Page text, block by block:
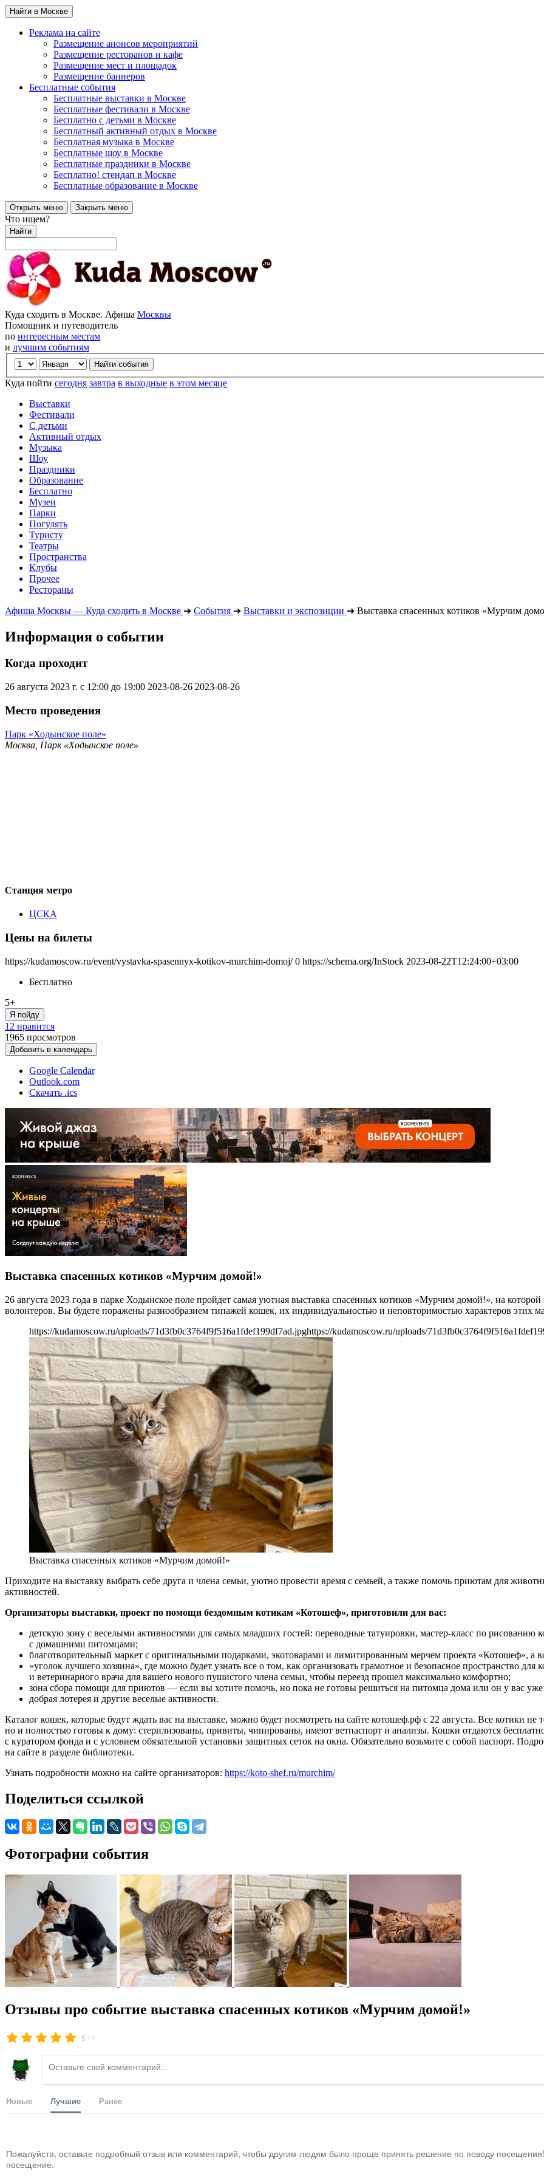
Найти в Москве
Реклама на сайте
Размещение анонсов мероприятий
Размещение ресторанов и кафе
Размещение мест и площадок
Размещение баннеров
Бесплатные события
Бесплатные выставки в Москве
Бесплатные фестивали в Москве
Бесплатно с детьми в Москве
Бесплатный активный отдых в Москве
Бесплатная музыка в Москве
Бесплатные шоу в Москве
Бесплатные праздники в Москве
Бесплатно! стендап в Москве
Бесплатные образование в Москве
Открыть меню Закрыть меню
Что ищем?
Найти
Куда сходить в Москве. Афиша Москвы
Помощник и путеводитель
по интересным местам
и лучшим событиям
Куда пойти сегодня завтра в выходные в этом месяце
Выставки
Фестивали
С детьми
Активный отдых
Музыка
Шоу
Праздники
Образование
Бесплатно
Музеи
Парки
Погулять
Туристу
Театры
Пространства
Клубы
Прочее
Рестораны
Афиша Москвы — Куда сходить в Москве ➔ События ➔ Выставки и экспозиции ➔ Выставка спасенных котиков «Мурчим
Информация о событии
Когда проходит
26 августа 2023 г. с 12:00 до 19:00 2023-08-26 2023-08-26
Место проведения
Парк «Ходынское поле»
Москва, Парк «Ходынское поле»
Станция метро
ЦСКА
Цены на билеты
https://kudamoscow.ru/event/vystavka-spasennyx-kotikov-murchim-domoj/ 0 https://schema.org/InStock 2023-08-22T12:24:00+03:00
Бесплатно
5+
Я пойду
12 нравится
1965 просмотров
Добавить в календарь
Google Calendar
Outlook.com
Скачать .ics
Выставка спасенных котиков «Мурчим домой!»
26 августа 2023 года в парке Ходынское поле пройдет самая уютная выставка спасенных котиков «Мурчим домой!», на
волонтеров. Вы будете поражены разнообразием типажей кошек, их индивидуальностью и неповторимостью характеров этих
https://kudamoscow.ru/uploads/71d3fb0c3764f9f516a1fdef199df7ad.jpghttps://kudamoscow.ru/uploads/
Выставка спасенных котиков «Мурчим домой!»
Приходите на выставку выбрать себе друга и члена семьи, уютно провести время с семьей, а также помочь приютам для
активностей.
Организаторы выставки, проект по помощи бездомным котикам «Котошеф», приготовили для вас:
детскую зону с веселыми активностями для самых младших гостей: переводные татуировки, мастер-класс по рисованию
с домашними питомцами;
благотворительный маркет с оригинальными подарками, экотоварами и лимитированным мерчем проекта «Котошеф», а
«уголок лучшего хозяина», где можно будет узнать все о том, как организовать грамотное и безопасное пространство
и ветеринарного врача для вашего нового пушистого члена семьи, чтобы переезд прошел максимально комфортно;
зона сбора помощи для приютов — если вы хотите помочь, но пока не готовы решиться на питомца дома или он у вас уже
добрая лотерея и другие веселые активности.
Каталог кошек, которые будут ждать вас на выставке, можно будет посмотреть на сайте котошеф.рф с 22 августа. Все котики
но и полностью готовы к дому: стерилизованы, привиты, чипированы, имеют ветпаспорт и анализы. Кошки отдаются
с куратором фонда и с условием обязательной установки защитных сеток на окна. Обязательно возьмите с собой паспорт.
на сайте в разделе библиотеки.
Узнать подробности можно на сайте организаторов: https://koto-shef.ru/murchim/
Поделиться ссылкой
Фотографии события
Отзывы про событие выставка спасенных котиков «Мурчим домой!»
5 / 1
Новые Лучшие Ранее
Пожалуйста, оставьте подробный отзыв или комментарий, чтобы другим людям было проще принять решение по поводу посещения!
посещение.